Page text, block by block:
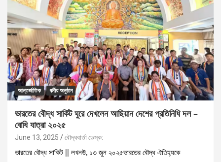
আন্তর্জাতিক ধর্মীয় অনুষ্ঠান
ভারতের বৌদ্ধ সার্কিট ঘুরে দেখলেন আছিয়ান দেশের প্রতিনিধি দল –
বোধি যাত্রা ২০২৫
June 13, 2025 বৌদ্ধবার্তা ডেস্ক:
ভারতের বৌদ্ধ সার্কিট || লখনউ, ১৩ জুন ২০২৫ভারতের বৌদ্ধ ঐতিহ্যকে